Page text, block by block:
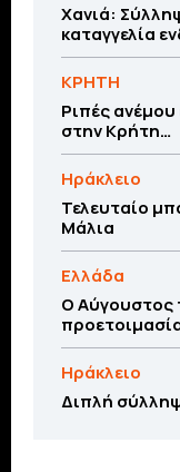
Χανιά:
καταγγελία
ΚΡΗΤΗ
Ριπές
στην Κρήτη…
Ηράκλειο
Τελευταίο
Μάλια
Ελλάδα
Ο Αύγουστος
Ηράκλειο
Διπλή